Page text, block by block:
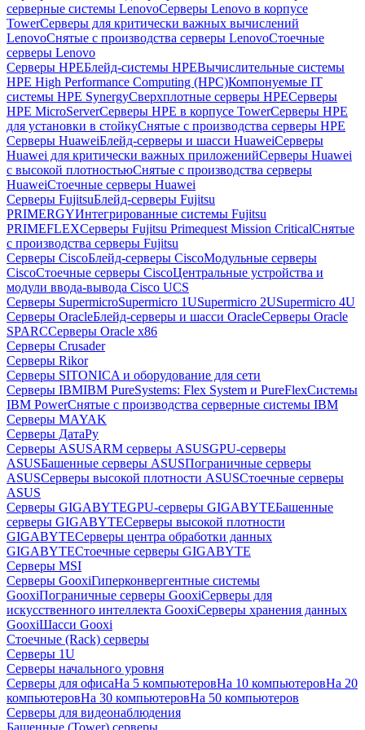
серверные системы LenovoСерверы Lenovo в корпусе
TowerСерверы для критически важных вычислений
LenovoСнятые с производства серверы LenovoСтоечные
серверы Lenovo
Серверы HPEБлейд-системы HPEВычислительные системы
HPE High Performance Computing (HPC)Компонуемые IT
системы HPE SynergyСверхплотные серверы HPEСерверы
HPE MicroServerСерверы HPE в корпусе TowerСерверы HPE
для установки в стойкуСнятые с производства серверы HPE
Серверы HuaweiБлейд-серверы и шасси HuaweiСерверы
Huawei для критически важных приложенийСерверы Huawei
с высокой плотностьюСнятые с производства серверы
HuaweiСтоечные серверы Huawei
Серверы FujitsuБлейд-серверы Fujitsu
PRIMERGYИнтегрированные системы Fujitsu
PRIMEFLEXСерверы Fujitsu Primequest Mission CriticalСнятые
с производства серверы Fujitsu
Серверы CiscoБлейд-серверы CiscoМодульные серверы
CiscoСтоечные серверы CiscoЦентральные устройства и
модули ввода-вывода Cisco UCS
Серверы SupermicroSupermicro 1USupermicro 2USupermicro 4U
Серверы OracleБлейд-серверы и шасси OracleСерверы Oracle
SPARCСерверы Oracle x86
Серверы Crusader
Серверы Rikor
Серверы SITONICA и оборудование для сети
Серверы IBMIBM PureSystems: Flex System и PureFlexСистемы
IBM PowerСнятые с производства серверные системы IBM
Серверы MAYAK
Серверы ДатаРу
Серверы ASUSARM серверы ASUSGPU-серверы
ASUSБашенные серверы ASUSПограничные серверы
ASUSСерверы высокой плотности ASUSСтоечные серверы
ASUS
Серверы GIGABYTEGPU-серверы GIGABYTEБашенные
серверы GIGABYTEСерверы высокой плотности
GIGABYTEСерверы центра обработки данных
GIGABYTEСтоечные серверы GIGABYTE
Серверы MSI
Серверы GooxiГиперконвергентные системы
GooxiПограничные серверы GooxiСерверы для
искусственного интеллекта GooxiСерверы хранения данных
GooxiШасси Gooxi
Стоечные (Rack) серверы
Серверы 1U
Серверы начального уровня
Серверы для офисаНа 5 компьютеровНа 10 компьютеровНа 20
компьютеровНа 30 компьютеровНа 50 компьютеров
Серверы для видеонаблюдения
Башенные (Tower) серверы